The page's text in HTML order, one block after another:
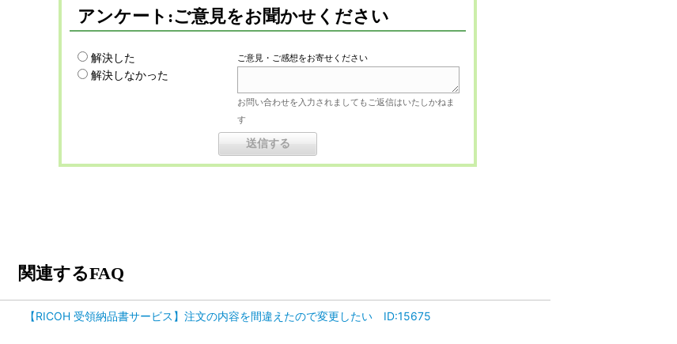
アンケート:ご意見をお聞かせください
解決した
解決しなかった
ご意見・ご感想をお寄せください
お問い合わせを入力されましてもご返信はいたしかねま
す
関連するFAQ
【RICOH 受領納品書サービス】注文の内容を間違えたので変更したい ID:15675